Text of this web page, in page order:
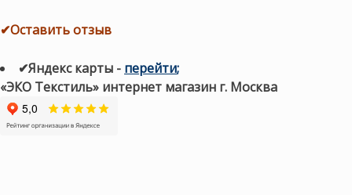
✔Оставить отзыв
✔Яндекс карты - перейти;
«ЭКО Текстиль» интернет магазин г. Москва